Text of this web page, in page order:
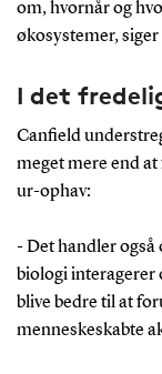
om, hvornår og
økosystemer, siger
I det
Canfield
meget mere end
ur-ophav:
- Det handler
biologi interagerer
blive bedre til at
menneskeskabte